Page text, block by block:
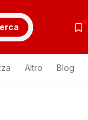
Altro Blog